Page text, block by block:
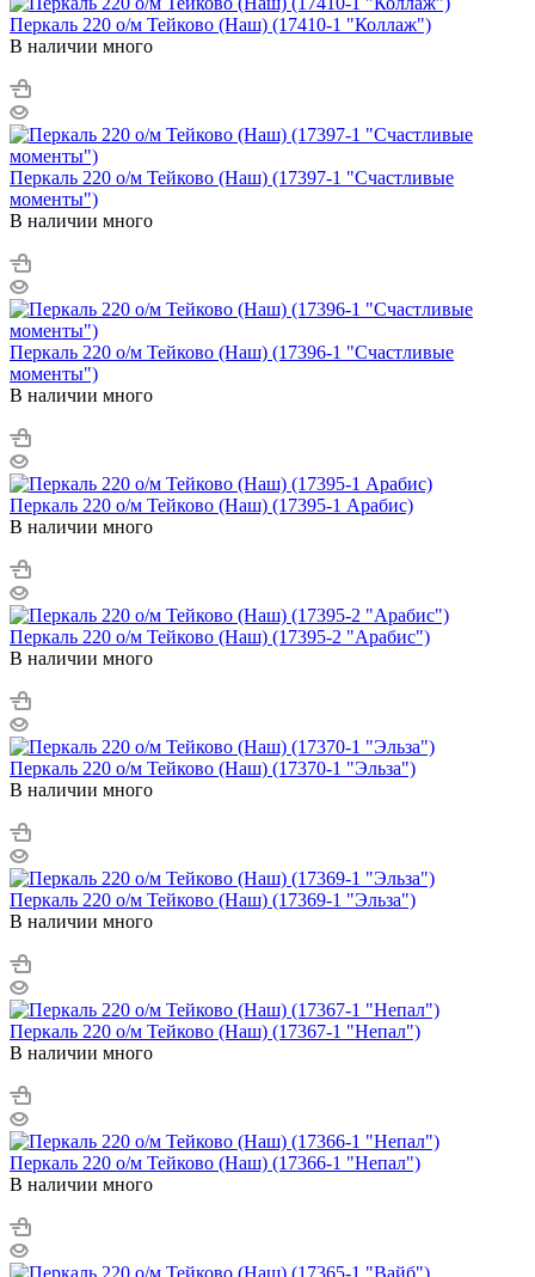
Перкаль 220 о/м Тейково (Наш) (17410-1 "Коллаж")
В наличии много
Перкаль 220 о/м Тейково (Наш) (17397-1 "Счастливые
моменты")
В наличии много
Перкаль 220 о/м Тейково (Наш) (17396-1 "Счастливые
моменты")
В наличии много
Перкаль 220 о/м Тейково (Наш) (17395-1 Арабис)
В наличии много
Перкаль 220 о/м Тейково (Наш) (17395-2 "Арабис")
В наличии много
Перкаль 220 о/м Тейково (Наш) (17370-1 "Эльза")
В наличии много
Перкаль 220 о/м Тейково (Наш) (17369-1 "Эльза")
В наличии много
Перкаль 220 о/м Тейково (Наш) (17367-1 "Непал")
В наличии много
Перкаль 220 о/м Тейково (Наш) (17366-1 "Непал")
В наличии много